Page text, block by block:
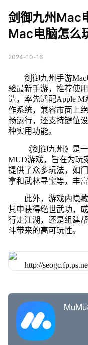
剑御九州Mac
Mac电脑怎么
2024-10-16
剑御九州手游
验最新手游，推荐使
造，率先适配Apple
作系统，兼容市面上
畅运行，还支持键位
种实用功能。
《剑御九州》是
MUD游戏，旨在为玩
提供了众多玩法，如
拿和武林寻宝等，丰
此外，游戏内隐
其中获得绝世武功，
行走江湖，还是组建
斗带来的高可玩性。